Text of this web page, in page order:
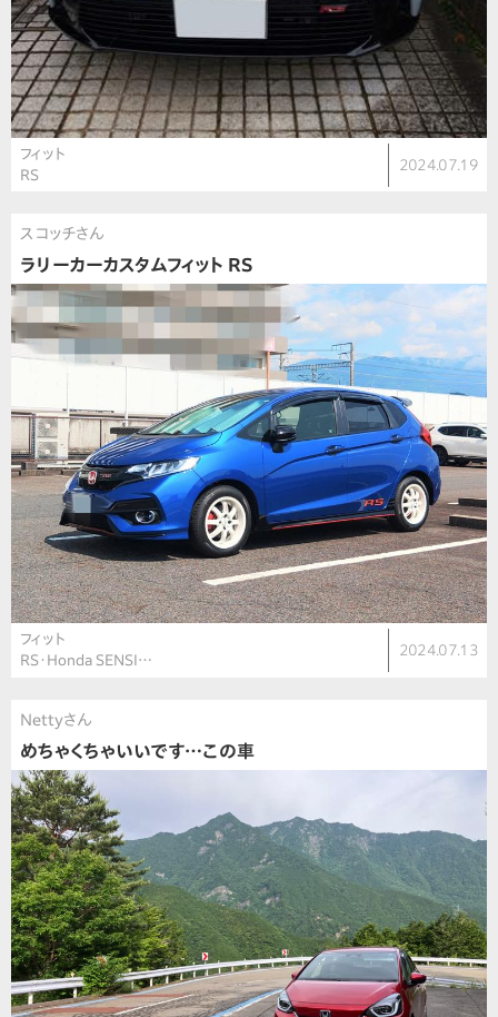
フィット
RS
2024.07.19
スコッチさん
ラリーカーカスタムフィット RS
フィット
RS・Honda SENSI…
2024.07.13
Nettyさん
めちゃくちゃいいです…この車